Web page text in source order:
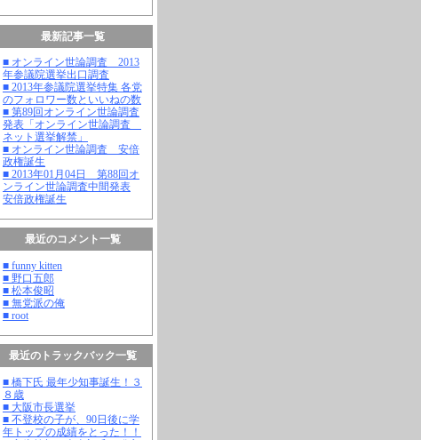
最新記事一覧
■ オンライン世論調査 2013
年参議院選挙出口調査
■ 2013年参議院選挙特集 各党
のフォロワー数といいねの数
■ 第89回オンライン世論調査
発表「オンライン世論調査
ネット選挙解禁」
■ オンライン世論調査 安倍
政権誕生
■ 2013年01月04日 第88回オ
ンライン世論調査中間発表
安倍政権誕生
最近のコメント一覧
■ funny kitten
■ 野口五郎
■ 松本俊昭
■ 無党派の俺
■ root
最近のトラックバック一覧
■ 橋下氏 最年少知事誕生！３
８歳
■ 大阪市長選挙
■ 不登校の子が、90日後に学
年トップの成績をとった！！